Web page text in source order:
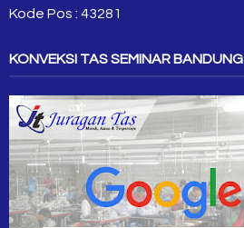
Kode Pos : 43281
KONVEKSI TAS SEMINAR BANDUNG